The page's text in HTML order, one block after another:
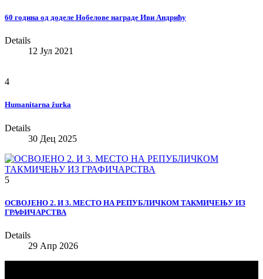
60 година од доделе Нобелове награде Иви Андрићу
Details
12 Јул 2021
4
Humanitarna žurka
Details
30 Дец 2025
5
OСВОЈЕНО 2. И 3. МЕСТО НА РЕПУБЛИЧКОМ ТАКМИЧЕЊУ ИЗ
ГРАФИЧАРСТВА
Details
29 Апр 2026